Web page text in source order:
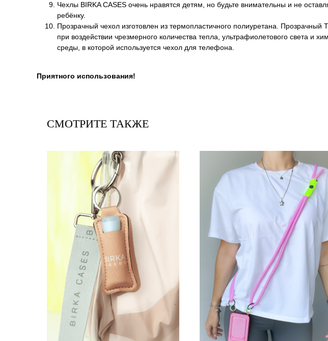
Чехлы BIRKA CASES очень нравятся детям, но будьте внимательны и не
ребёнку.
Прозрачный чехол изготовлен из термопластичного полиуретана.
при воздействии чрезмерного количества тепла, ультрафиолетового света и
среды, в которой используется чехол для телефона.
Приятного использования!
СМОТРИТЕ ТАКЖЕ